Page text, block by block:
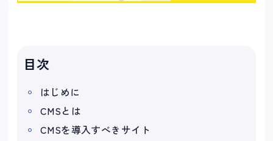
目次
はじめに
CMSとは
CMSを導入すべきサイト